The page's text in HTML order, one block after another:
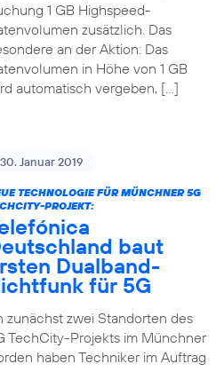
1 GB Highspeed-
zusätzlich. Das
an der Aktion: Das
in Höhe von 1 GB
automatisch vergeben, […]
30. Januar 2019
TECHNOLOGIE FÜR MÜNCHNER 5G
PROJEKT:
baut
Dualband-
für 5G
zunächst zwei Standorten des
TechCity-Projekts im Münchner
haben Techniker im Auftrag